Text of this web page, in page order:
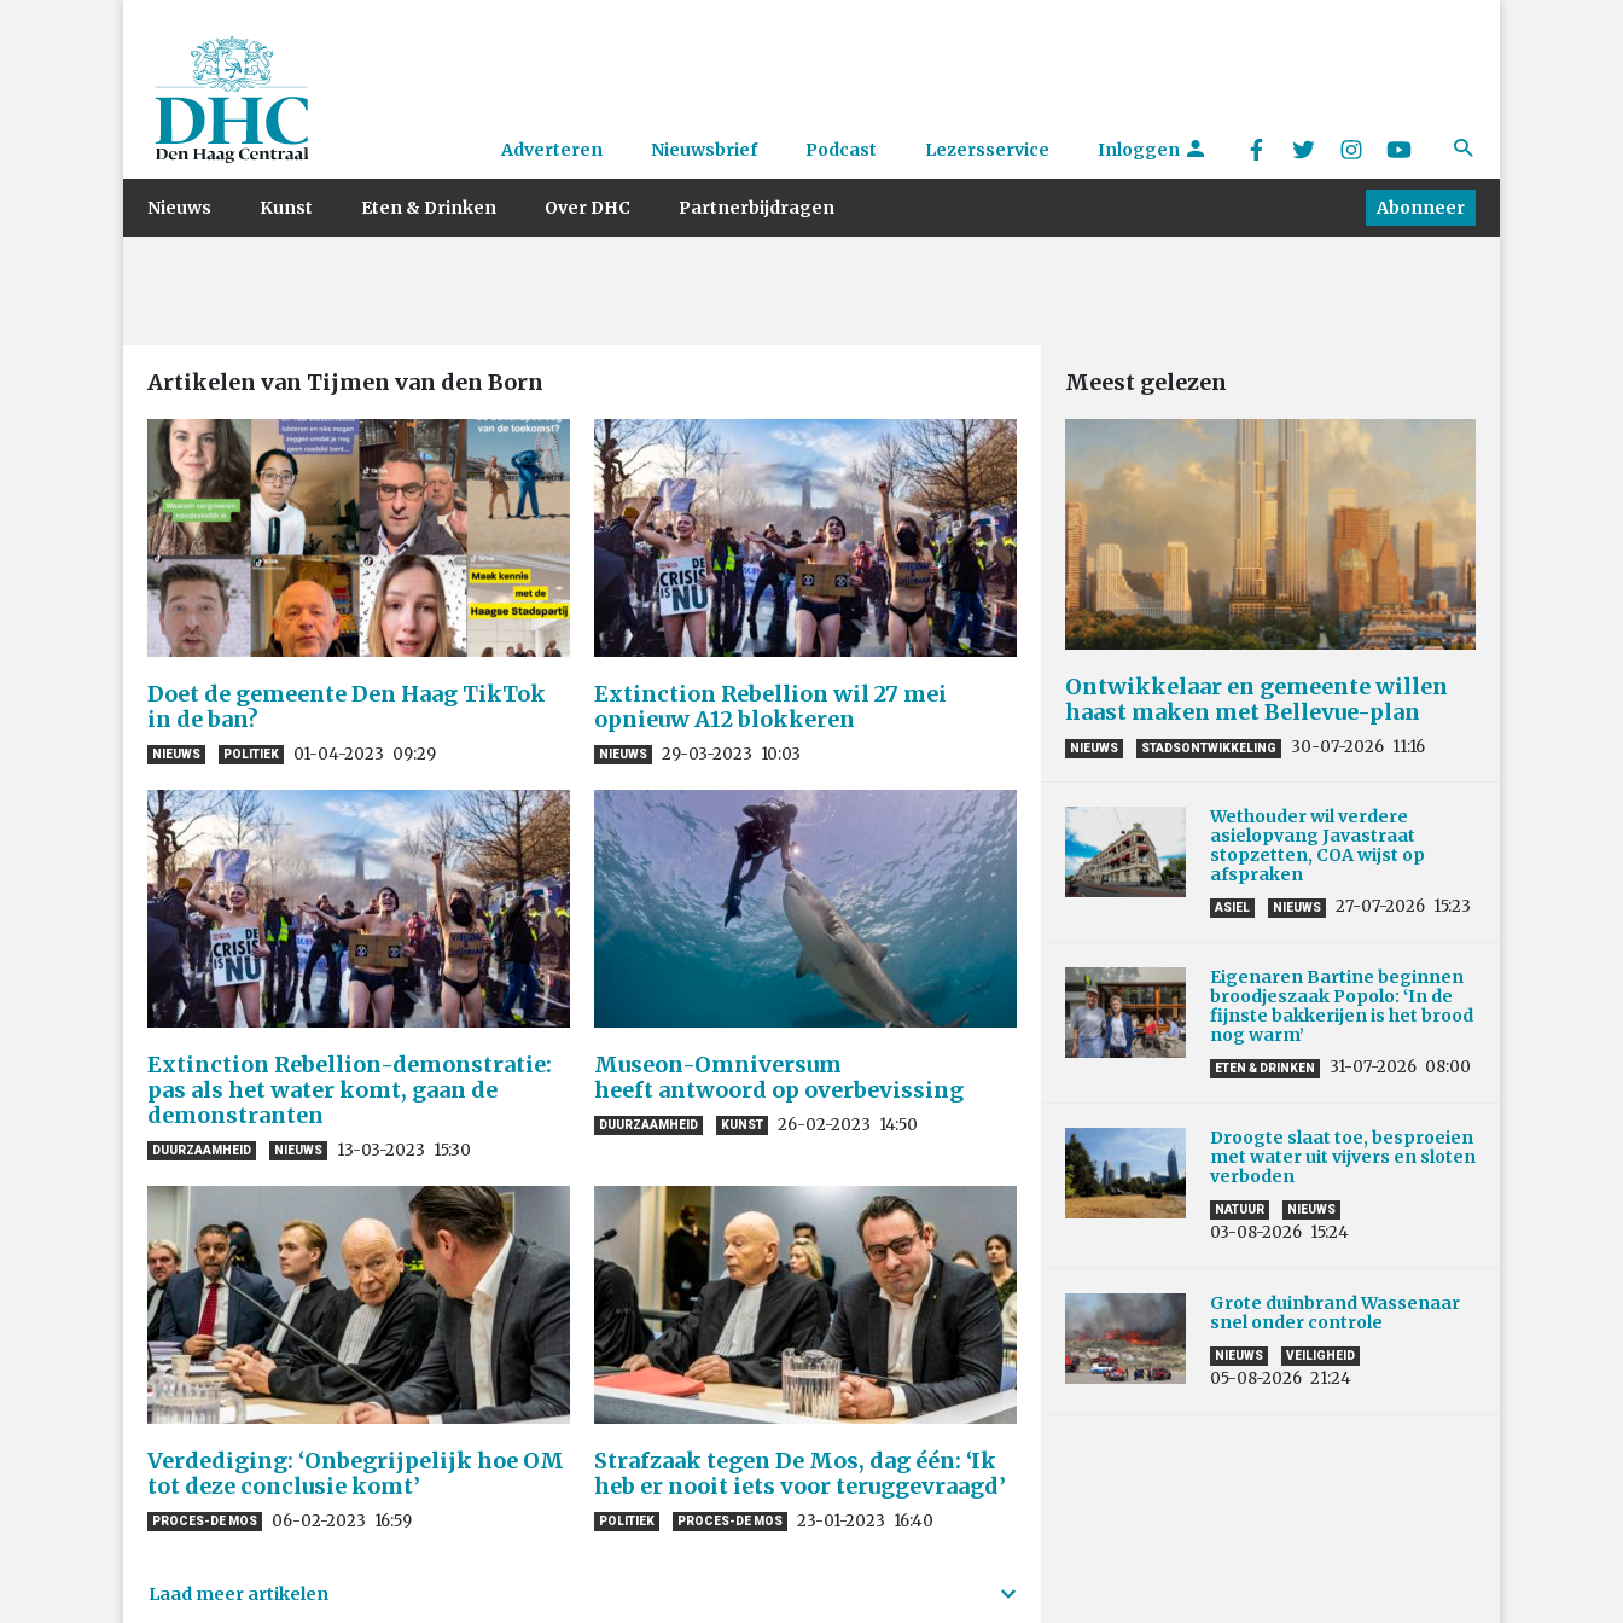
Adverteren Nieuwsbrief Podcast Lezersservice Inloggen
Nieuws Kunst Eten & Drinken Over DHC Partnerbijdragen Abonneer
Artikelen van Tijmen van den Born
Doet de gemeente Den Haag TikTok
in de ban?
NIEUWS POLITIEK 01-04-2023 09:29
Extinction Rebellion wil 27 mei
opnieuw A12 blokkeren
NIEUWS 29-03-2023 10:03
Extinction Rebellion-demonstratie:
pas als het water komt, gaan de
demonstranten
DUURZAAMHEID NIEUWS 13-03-2023 15:30
Museon-Omniversum
heeft antwoord op overbevissing
DUURZAAMHEID KUNST 26-02-2023 14:50
Verdediging: ‘Onbegrijpelijk hoe OM
tot deze conclusie komt’
PROCES-DE MOS 06-02-2023 16:59
Strafzaak tegen De Mos, dag één: ‘Ik
heb er nooit iets voor teruggevraagd’
POLITIEK PROCES-DE MOS 23-01-2023 16:40
Laad meer artikelen
Meest gelezen
Ontwikkelaar en gemeente willen
haast maken met Bellevue-plan
NIEUWS STADSONTWIKKELING 30-07-2026 11:16
Wethouder wil verdere
asielopvang Javastraat
stopzetten, COA wijst op
afspraken
ASIEL NIEUWS 27-07-2026 15:23
Eigenaren Bartine beginnen
broodjeszaak Popolo: ‘In de
fijnste bakkerijen is het brood
nog warm’
ETEN & DRINKEN 31-07-2026 08:00
Droogte slaat toe, besproeien
met water uit vijvers en sloten
verboden
NATUUR NIEUWS
03-08-2026 15:24
Grote duinbrand Wassenaar
snel onder controle
NIEUWS VEILIGHEID
05-08-2026 21:24